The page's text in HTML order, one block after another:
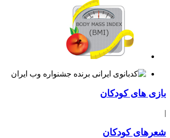
بازی های کودکان
|
شعرهای کودکان